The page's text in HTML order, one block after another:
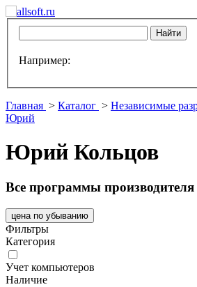
Например:
Главная > Каталог > Независимые
Юрий
Юрий Кольцов
Все программы производителя
цена по убыванию
Фильтры
Категория
Учет компьютеров
Наличие